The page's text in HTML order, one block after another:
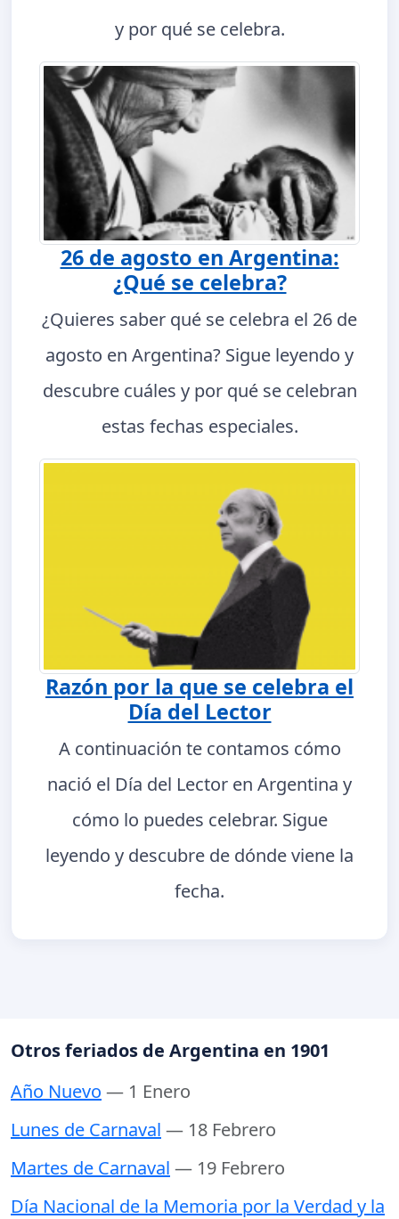
y por qué se celebra.
26 de agosto en Argentina:
¿Qué se celebra?
¿Quieres saber qué se celebra el 26 de
agosto en Argentina? Sigue leyendo y
descubre cuáles y por qué se celebran
estas fechas especiales.
Razón por la que se celebra el
Día del Lector
A continuación te contamos cómo
nació el Día del Lector en Argentina y
cómo lo puedes celebrar. Sigue
leyendo y descubre de dónde viene la
fecha.
Otros feriados de Argentina en 1901
Año Nuevo — 1 Enero
Lunes de Carnaval — 18 Febrero
Martes de Carnaval — 19 Febrero
Día Nacional de la Memoria por la Verdad y la